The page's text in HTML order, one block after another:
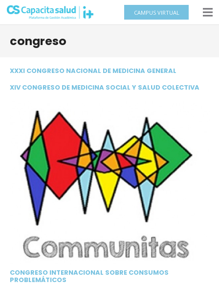
CAMPUS VIRTUAL
congreso
XXXI CONGRESO NACIONAL DE MEDICINA GENERAL
XIV CONGRESO DE MEDICINA SOCIAL Y SALUD COLECTIVA
CONGRESO INTERNACIONAL SOBRE CONSUMOS
PROBLEMÁTICOS